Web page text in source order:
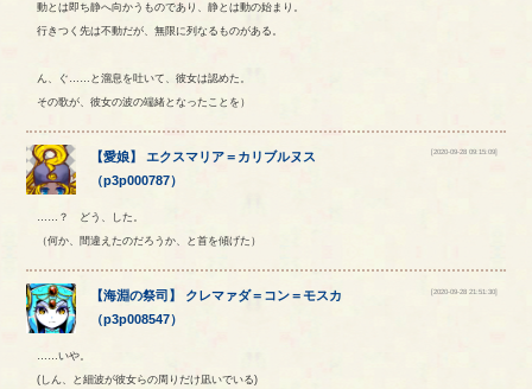
動とは即ち静へ向かうものであり、静とは動の始まり。
行きつく先は不動だが、無限に列なるものがある。
ん、ぐ……と溜息を吐いて、彼女は認めた。
その歌が、彼女の波の端緒となったことを）
【愛娘】 エクスマリア＝ カリブルヌス
（p3p000787）
[2020-09-28 09:15:09]
……？ どう、した。
（何か、間違えたのだろうか、と首を傾げた）
【海淵の祭司 】 クレマァダ＝ コン＝モスカ
（p3p008547）
[2020-09-28 21:51:30]
……いや。
(しん、と細波が彼女らの周りだけ凪いでいる)